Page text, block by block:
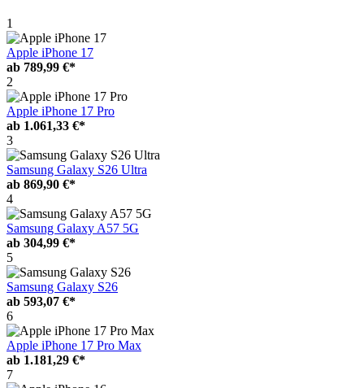
1
Apple iPhone 17
ab 789,99 €*
2
Apple iPhone 17 Pro
ab 1.061,33 €*
3
Samsung Galaxy S26 Ultra
ab 869,90 €*
4
Samsung Galaxy A57 5G
ab 304,99 €*
5
Samsung Galaxy S26
ab 593,07 €*
6
Apple iPhone 17 Pro Max
ab 1.181,29 €*
7